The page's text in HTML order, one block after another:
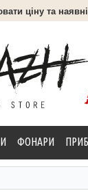
ціну та
ФОНАРИ